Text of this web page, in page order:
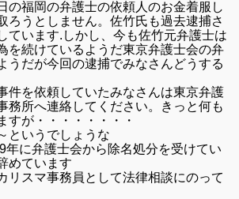
の福岡の弁護士の依頼人のお金着服し
ろうとしません。佐竹氏も過去逮捕さ
ています. しかし、今も佐竹元弁護士は
を続けているようだ東京弁護士会の弁
うだが今回の逮捕でみなさんどうする
件を依頼していたみなさんは東京弁護
務所へ連絡してください。きっと何も
すが・・・・・・・・
というでしょうな
年に弁護士会から除名処分を受けてい
めています
リスマ事務員として法律相談にのって